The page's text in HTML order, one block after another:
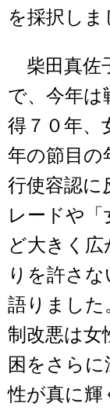
を採択しま
柴田真佐
で、今年は
得７０年、
年の節目の
行使容認に
レードや「
ど大きく広
りを許さ
語りました
制改悪は女
困をさら
性が真に輝